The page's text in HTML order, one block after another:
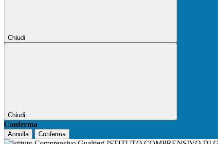
Chiudi
Chiudi
Conferma
Annulla Conferma